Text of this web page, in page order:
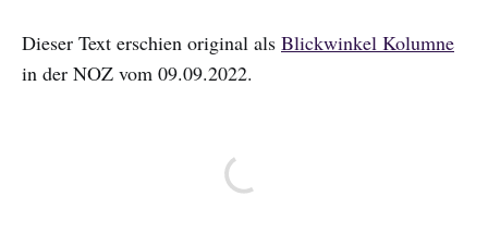
Dieser Text erschien original als Blickwinkel Kolumne
in der NOZ vom 09.09.2022.